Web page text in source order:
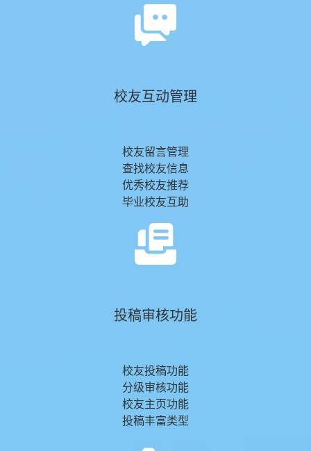
校友互动管理
校友留言管理
查找校友信息
优秀校友推荐
毕业校友互助
投稿审核功能
校友投稿功能
分级审核功能
校友主页功能
投稿丰富类型